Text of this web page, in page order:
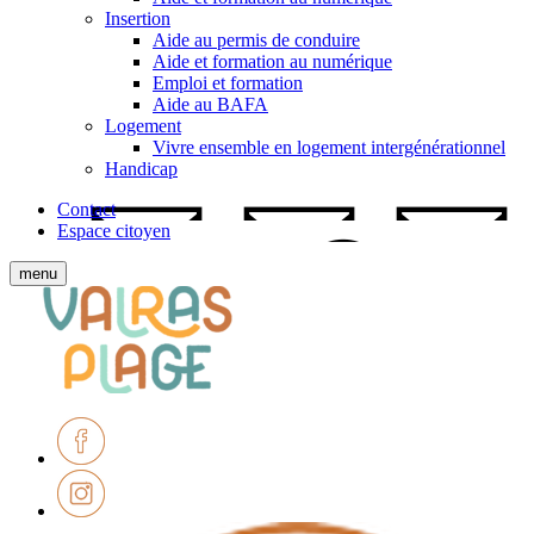
Insertion
Aide au permis de conduire
Aide et formation au numérique
Emploi et formation
Aide au BAFA
Logement
Vivre ensemble en logement intergénérationnel
Handicap
Contact
Espace citoyen
Afficher
le
menu
mobile
menu